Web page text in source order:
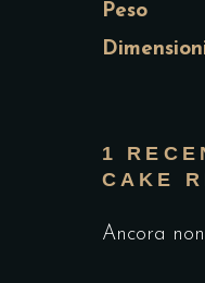
Peso
1
CAKE
Ancora